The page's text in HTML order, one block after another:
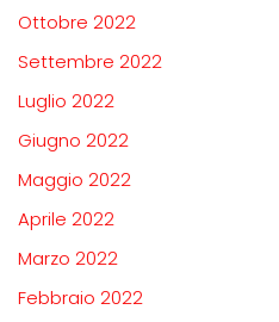
Ottobre 2022
Settembre 2022
Luglio 2022
Giugno 2022
Maggio 2022
Aprile 2022
Marzo 2022
Febbraio 2022